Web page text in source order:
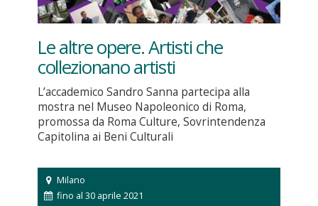
Le altre opere. Artisti che
collezionano artisti
L’accademico Sandro Sanna partecipa alla
mostra nel Museo Napoleonico di Roma,
promossa da Roma Culture, Sovrintendenza
Capitolina ai Beni Culturali
Milano
fino al 30 aprile 2021